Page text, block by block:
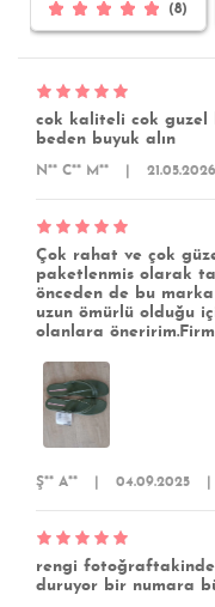
(8)
cok kaliteli cok guzel
beden buyuk alın
N** C** M** 21.05.2026
Çok rahat ve çok
paketlenmis olarak
önceden de bu
uzun ömürlü olduğu
olanlara
Ş** A** 04.09.2025
rengi
duruyor bir numara